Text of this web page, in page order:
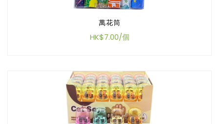
萬花筒
HK$7.00/個